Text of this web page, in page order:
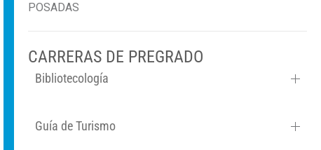
POSADAS
CARRERAS DE PREGRADO
Bibliotecología
Guía de Turismo